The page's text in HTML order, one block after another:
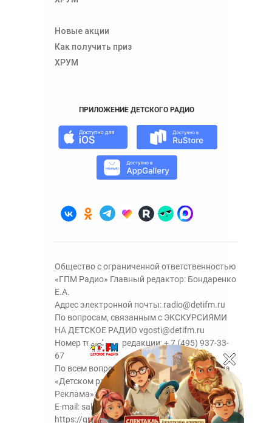
Новые акции
Как получить приз
ХРУМ
ПРИЛОЖЕНИЕ ДЕТСКОГО РАДИО
Общество с ограниченной ответственностью
«ГПМ Радио» Главный редактор: Бондаренко
Е.А.
Адрес электронной почты: radio@detifm.ru
По вопросам, связанным с ЭКСКУРСИЯМИ
НА ДЕТСКОЕ РАДИО vgosti@detifm.ru
Номер телефона редакции:+ 7 (495) 937-33-
67
По всем вопросам размещения рекламы на
«Детском радио» - сейлз-хаус «ГПМ
Реклама»:+7 (495) 921-40-41
E-mail: sales@gazprom-media.ru
https://gpmsaleshouse.ru/